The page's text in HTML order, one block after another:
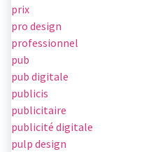
prix
pro design
professionnel
pub
pub digitale
publicis
publicitaire
publicité digitale
pulp design